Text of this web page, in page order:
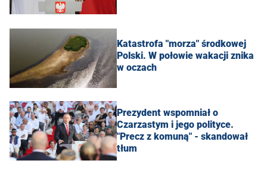
Katastrofa "morza" środkowej
Polski. W połowie wakacji znika
w oczach
Prezydent wspomniał o
Czarzastym i jego polityce.
"Precz z komuną" - skandował
tłum